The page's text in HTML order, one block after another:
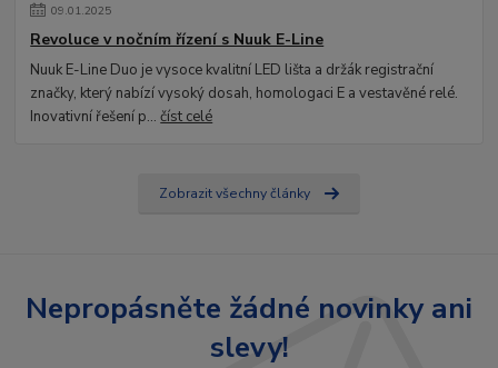
09.01.2025
Revoluce v nočním řízení s Nuuk E-Line
Nuuk E-Line Duo je vysoce kvalitní LED lišta a držák registrační
značky, který nabízí vysoký dosah, homologaci E a vestavěné relé.
Inovativní řešení p...číst celé
Zobrazit všechny články
Nepropásněte žádné novinky ani
slevy!